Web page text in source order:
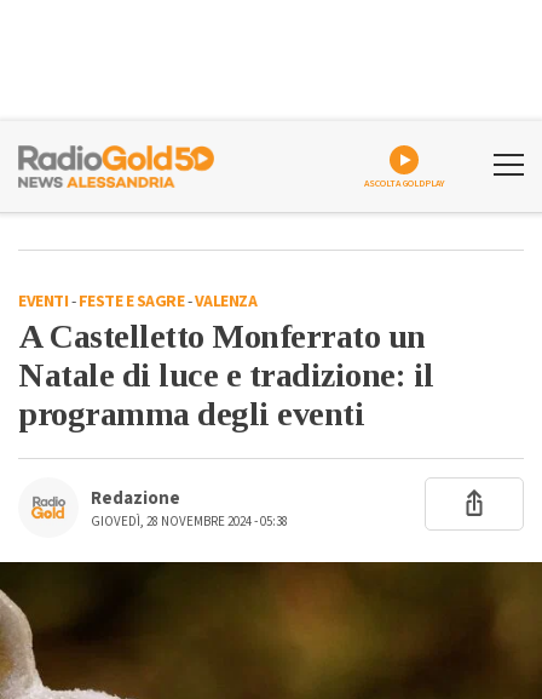
ASCOLTA GOLDPLAY
EVENTI-FESTE E SAGRE-VALENZA
A Castelletto Monferrato un
Natale di luce e tradizione: il
programma degli eventi
Redazione
GIOVEDÌ, 28 NOVEMBRE 2024 - 05:38